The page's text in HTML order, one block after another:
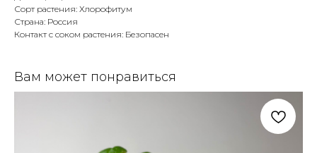
Сорт растения: Хлорофитум
Страна: Россия
Контакт с соком растения: Безопасен
Вам может понравиться